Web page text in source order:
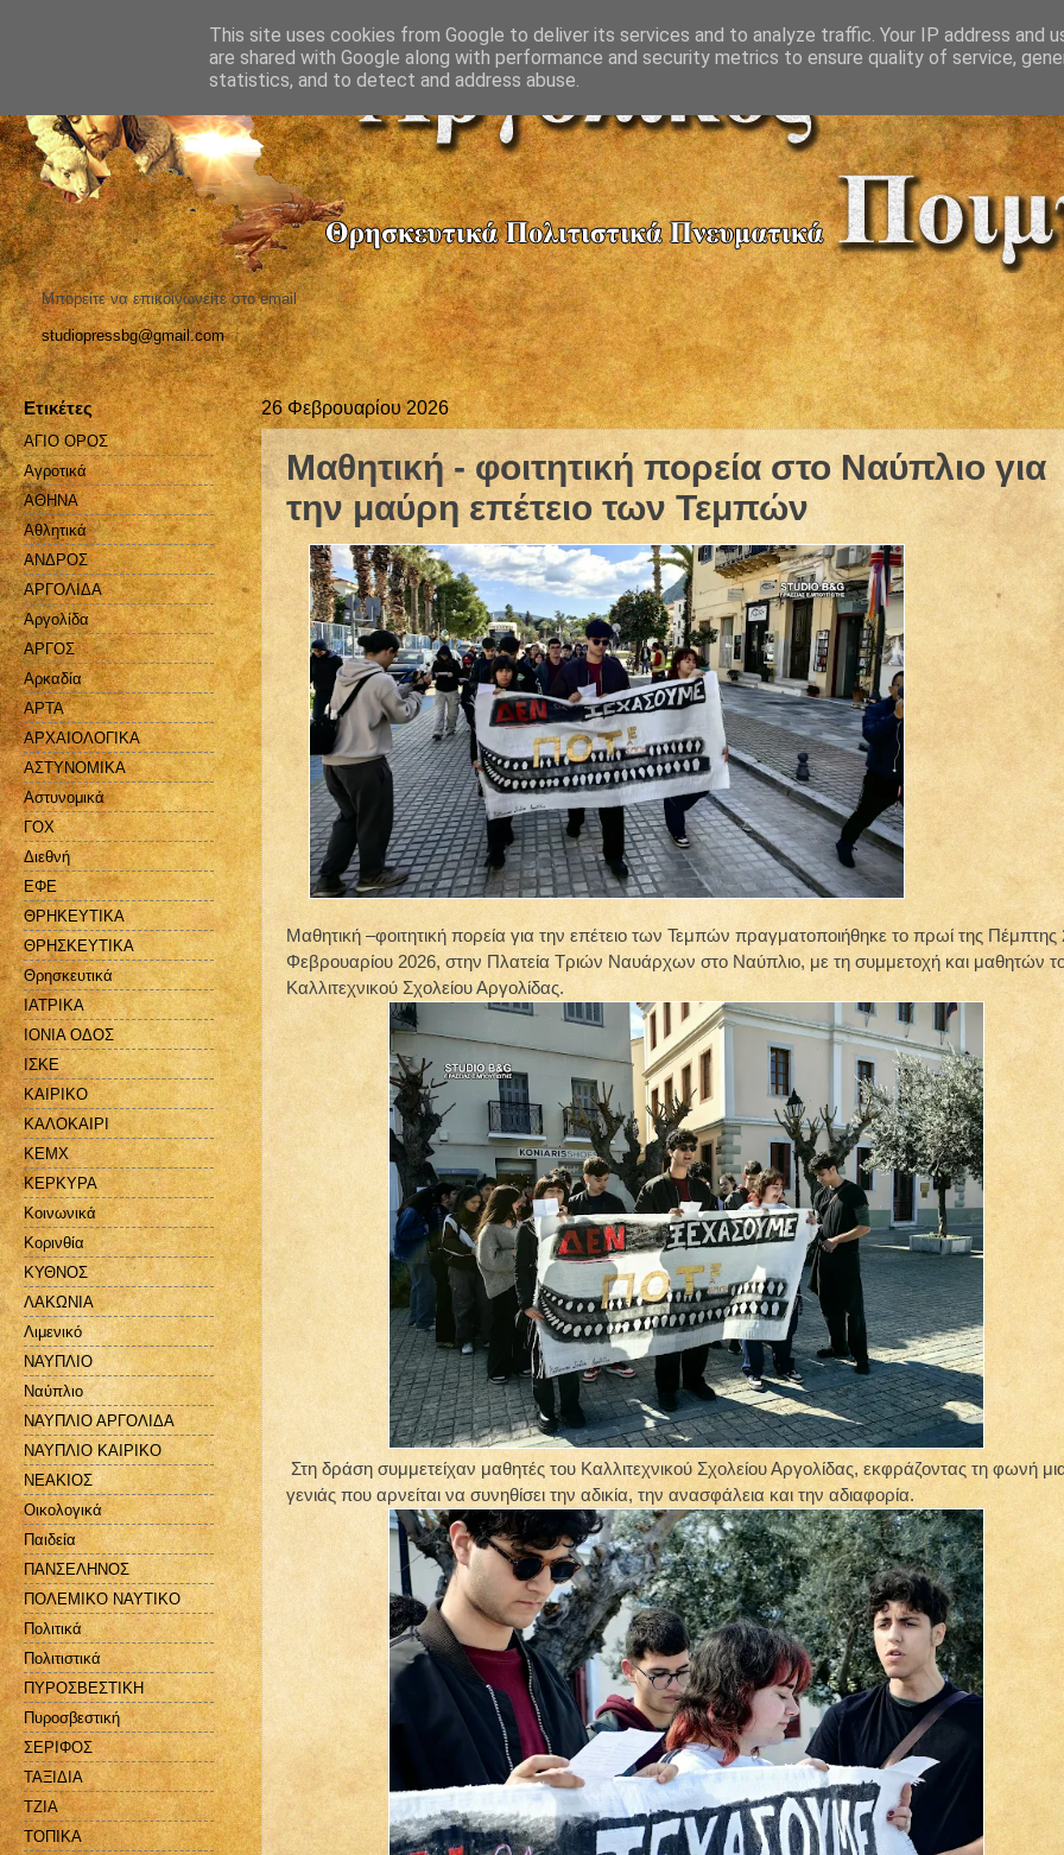
Μπορείτε να επικοινωνείτε στο email
studiopressbg@gmail.com
26 Φεβρουαρίου 2026
Μαθητική - φοιτητική πορεία στο Ναύπλιο για
την μαύρη επέτειο των Τεμπών
Μαθητική –φοιτητική πορεία για την επέτειο των Τεμπών πραγματοποιήθηκε το πρωί της Πέμπτης
Φεβρουαρίου 2026, στην Πλατεία Τριών Ναυάρχων στο Ναύπλιο, με τη συμμετοχή και μαθητών
Καλλιτεχνικού Σχολείου Αργολίδας.
Στη δράση συμμετείχαν μαθητές του Καλλιτεχνικού Σχολείου Αργολίδας, εκφράζοντας τη φωνή
γενιάς που αρνείται να συνηθίσει την αδικία, την ανασφάλεια και την αδιαφορία.
Ετικέτες
ΑΓΙΟ ΟΡΟΣ
Αγροτικά
ΑΘΗΝΑ
Αθλητικά
ΑΝΔΡΟΣ
ΑΡΓΟΛΙΔΑ
Αργολίδα
ΑΡΓΟΣ
Αρκαδία
ΑΡΤΑ
ΑΡΧΑΙΟΛΟΓΙΚΑ
ΑΣΤΥΝΟΜΙΚΑ
Αστυνομικά
ΓΟΧ
Διεθνή
ΕΦΕ
ΘΡΗΚΕΥΤΙΚΑ
ΘΡΗΣΚΕΥΤΙΚΑ
Θρησκευτικά
ΙΑΤΡΙΚΑ
ΙΟΝΙΑ ΟΔΟΣ
ΙΣΚΕ
ΚΑΙΡΙΚΟ
ΚΑΛΟΚΑΙΡΙ
ΚΕΜΧ
ΚΕΡΚΥΡΑ
Κοινωνικά
Κορινθία
ΚΥΘΝΟΣ
ΛΑΚΩΝΙΑ
Λιμενικό
ΝΑΥΠΛΙΟ
Ναύπλιο
ΝΑΥΠΛΙΟ ΑΡΓΟΛΙΔΑ
ΝΑΥΠΛΙΟ ΚΑΙΡΙΚΟ
ΝΕΑΚΙΟΣ
Οικολογικά
Παιδεία
ΠΑΝΣΕΛΗΝΟΣ
ΠΟΛΕΜΙΚΟ ΝΑΥΤΙΚΟ
Πολιτικά
Πολιτιστικά
ΠΥΡΟΣΒΕΣΤΙΚΗ
Πυροσβεστική
ΣΕΡΙΦΟΣ
ΤΑΞΙΔΙΑ
ΤΖΙΑ
ΤΟΠΙΚΑ
This site uses cookies from Google to deliver its services and to analyze traffic. Your IP address and
are shared with Google along with performance and security metrics to ensure quality of service,
statistics, and to detect and address abuse.